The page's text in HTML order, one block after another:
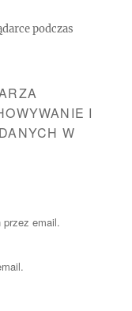
podczas
I
W
przez email.